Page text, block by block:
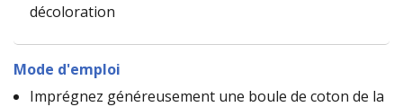
décoloration
Mode d'emploi
Imprégnez généreusement une boule de coton de la